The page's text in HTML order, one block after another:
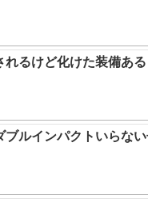
れるけど化けた装備ある
ルインパクトいらない